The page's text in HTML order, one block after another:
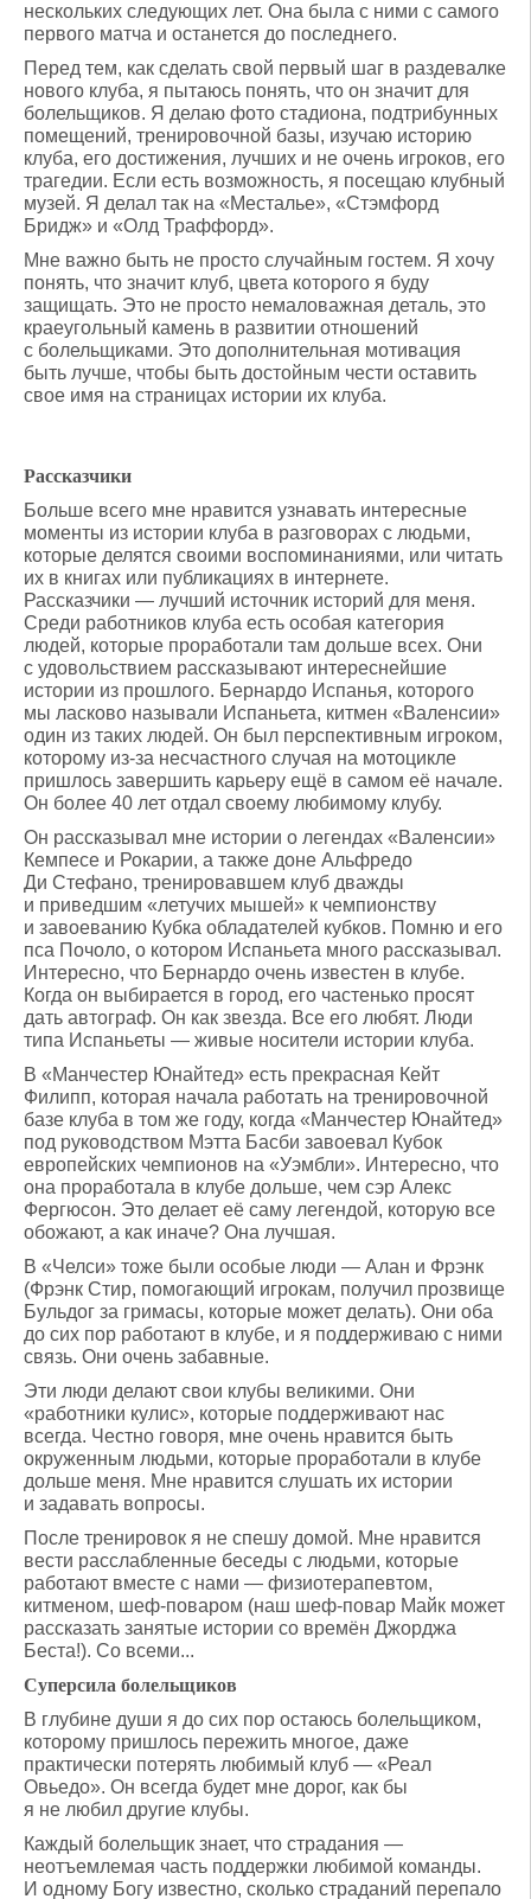
нескольких следующих лет. Она была с ними с самого
первого матча и останется до последнего.
Перед тем, как сделать свой первый шаг в раздевалке
нового клуба, я пытаюсь понять, что он значит для
болельщиков. Я делаю фото стадиона, подтрибунных
помещений, тренировочной базы, изучаю историю
клуба, его достижения, лучших и не очень игроков, его
трагедии. Если есть возможность, я посещаю клубный
музей. Я делал так на «Месталье», «Стэмфорд
Бридж» и «Олд Траффорд».
Мне важно быть не просто случайным гостем. Я хочу
понять, что значит клуб, цвета которого я буду
защищать. Это не просто немаловажная деталь, это
краеугольный камень в развитии отношений
с болельщиками. Это дополнительная мотивация
быть лучше, чтобы быть достойным чести оставить
свое имя на страницах истории их клуба.
Рассказчики
Больше всего мне нравится узнавать интересные
моменты из истории клуба в разговорах с людьми,
которые делятся своими воспоминаниями, или читать
их в книгах или публикациях в интернете.
Рассказчики — лучший источник историй для меня.
Среди работников клуба есть особая категория
людей, которые проработали там дольше всех. Они
с удовольствием рассказывают интереснейшие
истории из прошлого. Бернардо Испанья, которого
мы ласково называли Испаньета, китмен «Валенсии»
один из таких людей. Он был перспективным игроком,
которому из-за несчастного случая на мотоцикле
пришлось завершить карьеру ещё в самом её начале.
Он более 40 лет отдал своему любимому клубу.
Он рассказывал мне истории о легендах «Валенсии»
Кемпесе и Рокарии, а также доне Альфредо
Ди Стефано, тренировавшем клуб дважды
и приведшим «летучих мышей» к чемпионству
и завоеванию Кубка обладателей кубков. Помню и его
пса Почоло, о котором Испаньета много рассказывал.
Интересно, что Бернардо очень известен в клубе.
Когда он выбирается в город, его частенько просят
дать автограф. Он как звезда. Все его любят. Люди
типа Испаньеты — живые носители истории клуба.
В «Манчестер Юнайтед» есть прекрасная Кейт
Филипп, которая начала работать на тренировочной
базе клуба в том же году, когда «Манчестер Юнайтед»
под руководством Мэтта Басби завоевал Кубок
европейских чемпионов на «Уэмбли». Интересно, что
она проработала в клубе дольше, чем сэр Алекс
Фергюсон. Это делает её саму легендой, которую все
обожают, а как иначе? Она лучшая.
В «Челси» тоже были особые люди — Алан и Фрэнк
(Фрэнк Стир, помогающий игрокам, получил прозвище
Бульдог за гримасы, которые может делать). Они оба
до сих пор работают в клубе, и я поддерживаю с ними
связь. Они очень забавные.
Эти люди делают свои клубы великими. Они
«работники кулис», которые поддерживают нас
всегда. Честно говоря, мне очень нравится быть
окруженным людьми, которые проработали в клубе
дольше меня. Мне нравится слушать их истории
и задавать вопросы.
После тренировок я не спешу домой. Мне нравится
вести расслабленные беседы с людьми, которые
работают вместе с нами — физиотерапевтом,
китменом, шеф-поваром (наш шеф-повар Майк может
рассказать занятые истории со времён Джорджа
Беста!). Со всеми...
Суперсила болельщиков
В глубине души я до сих пор остаюсь болельщиком,
которому пришлось пережить многое, даже
практически потерять любимый клуб — «Реал
Овьедо». Он всегда будет мне дорог, как бы
я не любил другие клубы.
Каждый болельщик знает, что страдания —
неотъемлемая часть поддержки любимой команды.
И одному Богу известно, сколько страданий перепало